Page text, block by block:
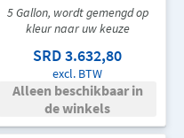
5 Gallon, wordt gemengd op
kleur naar uw keuze
SRD 3.632,80
excl. BTW
Alleen beschikbaar in
de winkels